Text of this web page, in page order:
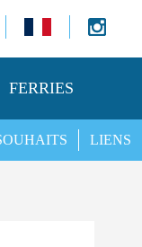
FERRIES
LIENS